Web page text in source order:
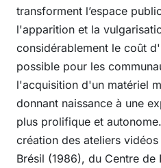
transforment l’espace
l'apparition et la
considérablement le coût
possible pour les
l'acquisition d'un matériel
donnant naissance à une
plus prolifique et
création des ateliers
Brésil (1986), du Centre de